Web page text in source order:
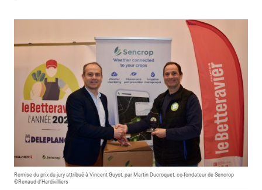
Remise du prix du jury attribué à Vincent Guyot, par Martin Ducroquet, co-fondateur de Sencrop
©Renaud d’Hardivilliers